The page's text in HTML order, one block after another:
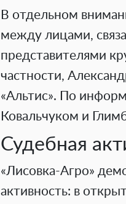
В отдельном
между лицами,
представителями
частности,
«Альтис». По
Ковальчуком и
Судебная
«Лисовка-Агро»
активность: в